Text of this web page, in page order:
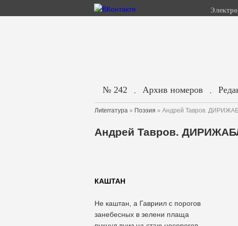
№ 242 . Архив номеров .
Лиterraтура » Поэзия » Андрей Тавров.
Андрей Тавров.
КАШТАН
Не каштан, а Гавриил с порогов
занебесных в зелени плаща